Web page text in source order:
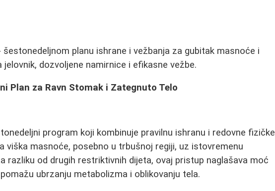
šestonedeljnom planu ishrane i vežbanja za gubitak masnoće i
dozvoljene namirnice i efikasne vežbe.
Plan za Ravn Stomak i Zategnuto Telo
program koji kombinuje pravilnu ishranu i redovne fizičke
viška masnoće, posebno u trbušnoj regiji, uz istovremenu
razliku od drugih restriktivnih dijeta, ovaj pristup naglašava moć
ubrzanju metabolizma i oblikovanju tela.